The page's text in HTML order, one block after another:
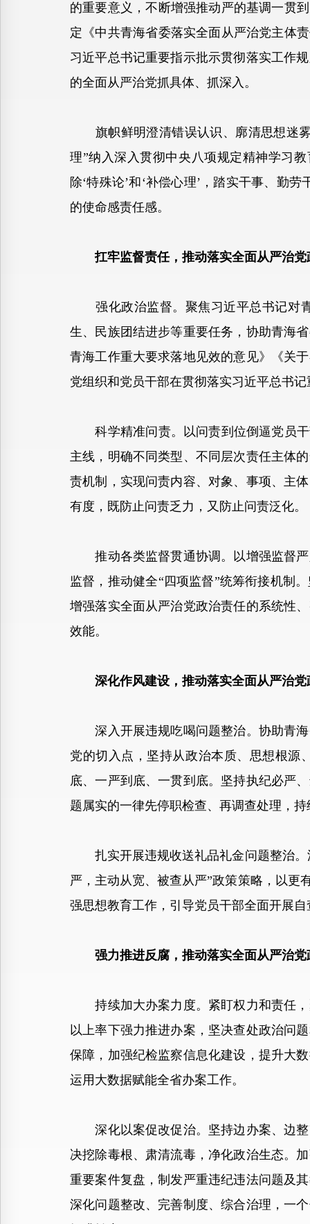
的重要意义，不断增强推动严的基调一贯
定《中共青海省委落实全面从严治党主体
习近平总书记重要指示批示贯彻落实工作
的全面从严治党抓具体、抓深入。
旗帜鲜明澄清错误认识、廓清思想迷雾
理”纳入深入贯彻中央八项规定精神学习
除‘特殊论’和‘补偿心理’，踏实干事、勤
的使命感责任感。
扛牢监督责任，推动落实全面从严治
强化政治监督。聚焦习近平总书记对青
生、民族团结进步等重要任务，协助青海
青海工作重大要求落地见效的意见》《关
党组织和党员干部在贯彻落实习近平总书
科学精准问责。以问责到位倒逼党员干
主线，明确不同类型、不同层次责任主体
责机制，实现问责内容、对象、事项、主
有度，既防止问责乏力，又防止问责泛化。
推动各类监督贯通协调。以增强监督严
监督，推动健全“四项监督”统筹衔接机制
增强落实全面从严治党政治责任的系统性
效能。
深化作风建设，推动落实全面从严治
深入开展违规吃喝问题整治。协助青海
党的切入点，坚持从政治本质、思想根源
底、一严到底、一贯到底。坚持执纪必严
题属实的一律先停职检查、再调查处理，
扎实开展违规收送礼品礼金问题整治。
严，主动从宽、被查从严”政策策略，以更
强思想教育工作，引导党员干部全面开展
强力推进反腐，推动落实全面从严治
持续加大办案力度。紧盯权力和责任，
以上率下强力推进办案，坚决查处政治问
保障，加强纪检监察信息化建设，提升大
运用大数据赋能全省办案工作。
深化以案促改促治。坚持边办案、边整
决挖除毒根、肃清流毒，净化政治生态。
重要案件复盘，制发严重违纪违法问题及
深化问题整改、完善制度、综合治理，一